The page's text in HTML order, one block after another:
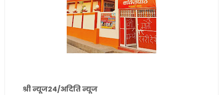
श्री न्यूज24/अदिति न्यूज